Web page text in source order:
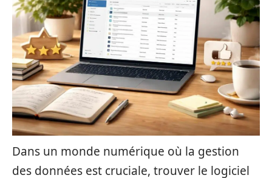
Dans un monde numérique où la gestion
des données est cruciale, trouver le logiciel